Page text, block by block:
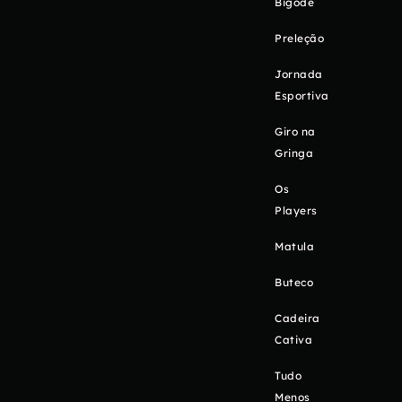
Preleção
Jornada
Esportiva
Giro na
Gringa
Os
Players
Matula
Buteco
Cadeira
Cativa
Tudo
Menos